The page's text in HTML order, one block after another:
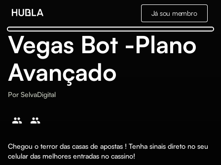
Já sou membro
Vegas Bot -Plano
Avançado
Por SelvaDigital
Chegou o terror das casas de apostas ! Tenha sinais direto no seu
celular das melhores entradas no cassino!